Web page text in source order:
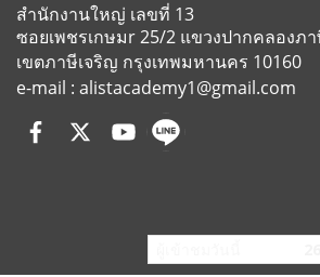
สำนักงานใหญ่ เลขที่ 13
ซอยเพชรเกษมr 25/2 แขวงปากคลองภ
เขตภาษีเจริญ กรุงเทพมหานคร 10160
e-mail : alistacademy1@gmail.com